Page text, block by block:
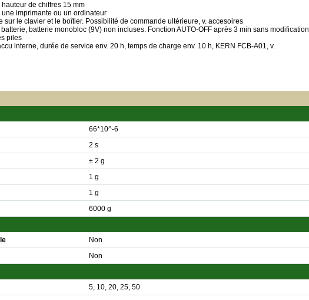
de chiffres 15 mm
imprimante ou un ordinateur
sur le clavier et le boîtier. Possibilité de commande ultérieure, v. accesoires
batterie monobloc (9V) non incluses. Fonction AUTO-OFF après 3 min sans modification
piles
interne, durée de service env. 20 h, temps de charge env. 10 h, KERN FCB-A01, v.
66*10^-6
2 s
± 2 g
1 g
1 g
6000 g
Non
Non
5, 10, 20, 25, 50